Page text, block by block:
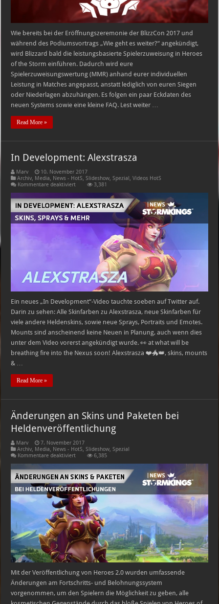
Wie bereits bei der Eröffnungszeremonie der BlizzCon 2017 und
während des Podiumsvortrags „Wie geht es weiter?“ angekündigt,
wird Blizzard bald die leistungsbasierte Spielerzuweisung in Heroes
of the Storm einführen. Dadurch wird eure
Spielerzuweisungswertung (MMR) anhand eurer individuellen
Leistung in Matches angepasst, anstatt lediglich von euren Siegen
oder Niederlagen abzuhängen. Es folgen ein paar Eckdaten des
neuen Systems sowie eine kleine FAQ. Lest weiter …
Read More »
In Development: Alexstrasza
Marv
10. November 2017
Archiv, Media, News - HotS,Slideshow,Spezial ,Videos HotS
Kommentare deaktiviertfür
Development:
Alexstrasza
3,381
Ein neues „In Development“-Video tauchte soeben auf Twitter auf.
Darin zu sehen: Alle Skinfarben zu Alexstrasza, neue Skinfarben für
viele andere Heldenskins, sowie neue Sprays, Portraits und Emotes.
Mounts sind anscheinend keine Neuen in Planung, auch wenn dies
unter dem Video vorerst angekündigt wurde. 👀 at what will be
breathing fire into the Nexus soon! Alexstrasza ❤️🐲👑, skins, mounts
& …
Read More »
Änderungen an Skins und Paketen bei
Heldenveröffentlichung
Marv
7. November 2017
Archiv, Media, News - HotS,Slideshow,Spezial
Kommentare deaktiviertfür
an
Skins
und
Paketen
bei
Heldenveröffentlichung
6,385
Mit der Veröffentlichung von Heroes 2.0 wurden umfassende
Änderungen am Fortschritts- und Belohnungssystem
vorgenommen, um den Spielern die Möglichkeit zu geben, alle